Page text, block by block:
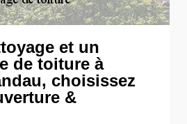
et un
de toiture à
choisissez
&